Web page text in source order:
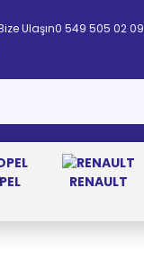
Ulaşın0 549 505 02 09
RENAULT